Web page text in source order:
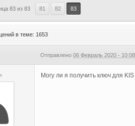
83 из 83 81 82 83
в теме: 1653
Отправлено06 Февраль 2020 - 10:08
Могу ли я получить ключ для